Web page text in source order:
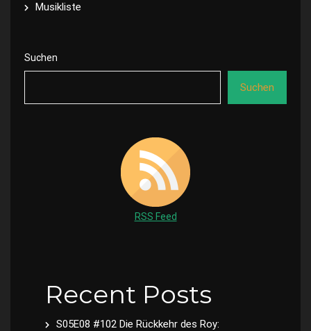
Musikliste
Suchen
Suchen
RSS Feed
Recent Posts
S05E08 #102 Die Rückkehr des Roy: